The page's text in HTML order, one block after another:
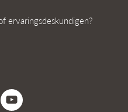
ervaringsdeskundigen?